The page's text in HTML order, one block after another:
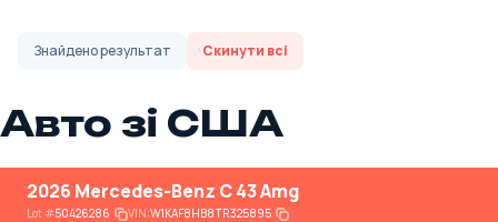
Знайденорезультат Скинути всі
Авто зі США
2026 Mercedes-Benz C 43 Amg
Lot#50426286 VIN:W1KAF8HB8TR325895